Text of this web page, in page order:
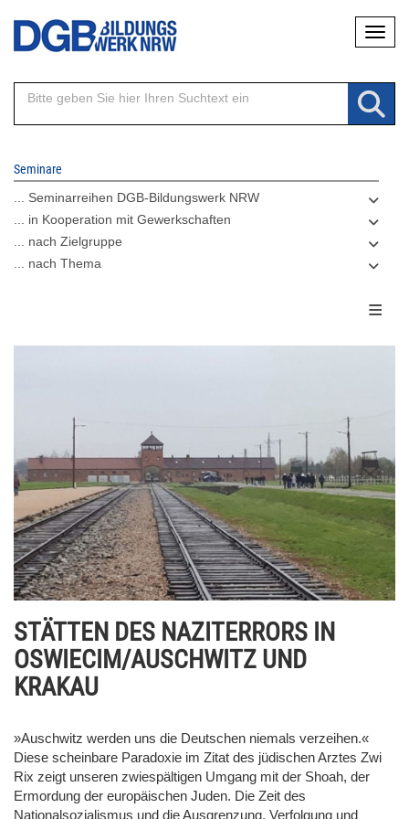
Direkt
Inhalt
Seminare
... Seminarreihen DGB-Bildungswerk NRW
... in Kooperation mit Gewerkschaften
... nach Zielgruppe
... nach Thema
STÄTTEN DES NAZITERRORS IN
OSWIECIM/AUSCHWITZ UND
KRAKAU
»Auschwitz werden uns die Deutschen niemals verzeihen.«
Diese scheinbare Paradoxie im Zitat des jüdischen Arztes Zwi
Rix zeigt unseren zwiespältigen Umgang mit der Shoah, der
Ermordung der europäischen Juden. Die Zeit des
Nationalsozialismus und die Ausgrenzung, Verfolgung und